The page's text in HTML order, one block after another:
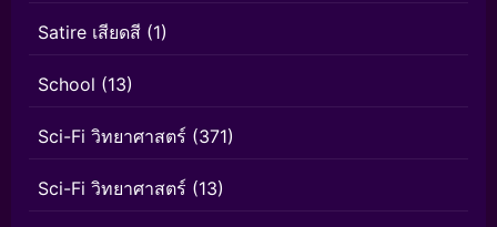
Satire เสียดสี (1)
School (13)
Sci-Fi วิทยาศาสตร์ (371)
Sci-Fi วิทยาศาสตร์ (13)